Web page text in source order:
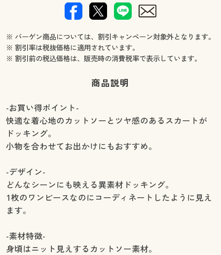
※ バーゲン商品については、割引キャンペーン対象外となります。
※ 割引率は税抜価格に適用されています。
※ 割引前の税込価格は、販売時の消費税率で表示しています。
商品説明
-お買い得ポイント-
快適な着心地のカットソーとツヤ感のあるスカートが
ドッキング。
小物を合わせてお出かけにもおすすめ。
-デザイン-
どんなシーンにも映える異素材ドッキング。
1枚のワンピースなのにコーディネートしたように見え
ます。
-素材特徴-
身頃はニット見えするカットソー素材。